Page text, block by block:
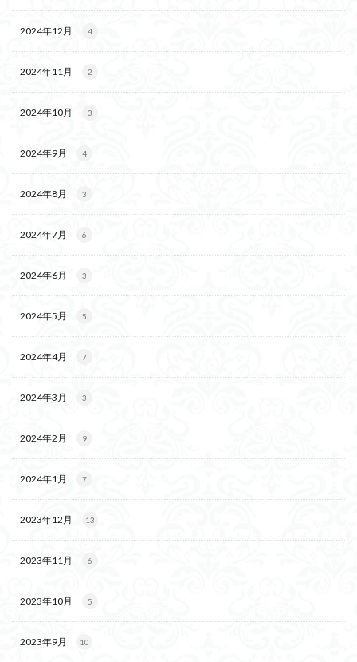
2024年12月 4
2024年11月 2
2024年10月 3
2024年9月 4
2024年8月 3
2024年7月 6
2024年6月 3
2024年5月 5
2024年4月 7
2024年3月 3
2024年2月 9
2024年1月 7
2023年12月 13
2023年11月 6
2023年10月 5
2023年9月 10